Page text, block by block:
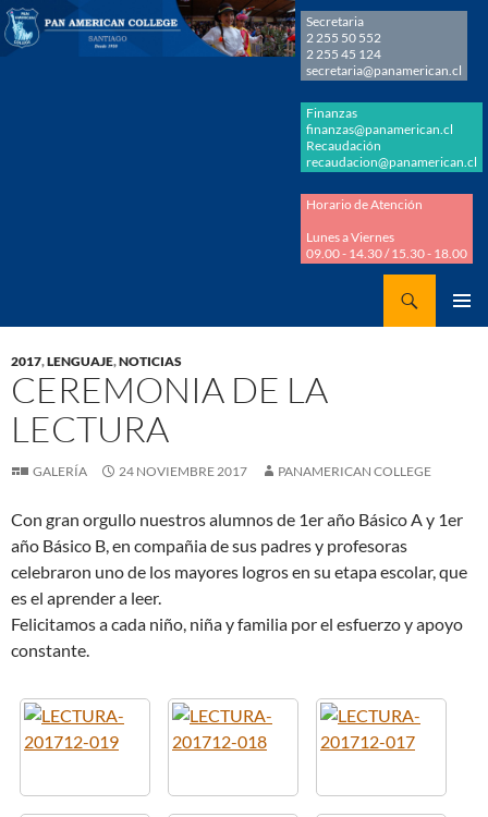
Secretaria
2 255 50 552
2 255 45 124
secretaria@panamerican.cl
Finanzas
finanzas@panamerican.cl
Recaudación
recaudacion@panamerican.cl
Horario de Atención
Lunes a Viernes
09.00 - 14.30 / 15.30 - 18.00
CONTENIDO
2017,LENGUAJE,NOTICIAS
CEREMONIA DE LA
LECTURA
GALERÍA 24 NOVIEMBRE 2017 PANAMERICAN COLLEGE
Con gran orgullo nuestros alumnos de 1er año Básico A y 1er
año Básico B, en compañia de sus padres y profesoras
celebraron uno de los mayores logros en su etapa escolar, que
es el aprender a leer.
Felicitamos a cada niño, niña y familia por el esfuerzo y apoyo
constante.